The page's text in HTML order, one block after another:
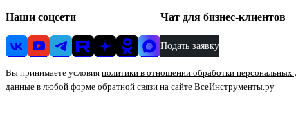
Наши соцсети Чат для бизнес-клиентов
Подать заявку
Вы принимаете условия политики в отношении обработки персональных
данные в любой форме обратной связи на сайте ВсеИнструменты.ру